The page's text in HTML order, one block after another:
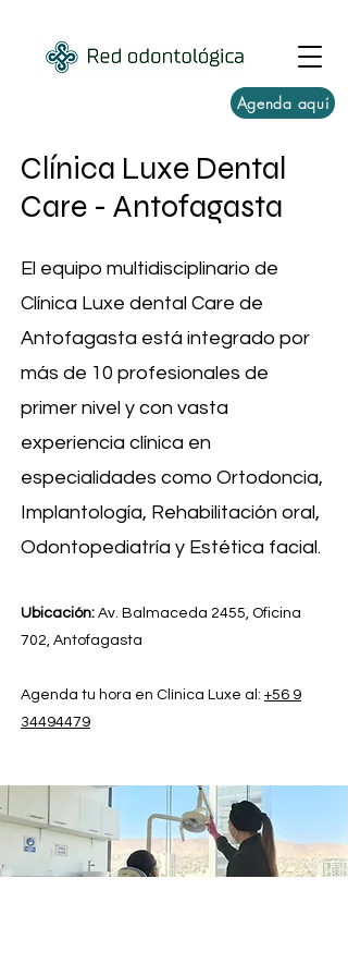
Agenda aquí
Clínica Luxe Dental
Care - Antofagasta
El equipo multidisciplinario de
Clínica Luxe dental Care de
Antofagasta está integrado por
más de 10 profesionales de
primer nivel y con vasta
experiencia clínica en
especialidades como Ortodoncia,
Implantología, Rehabilitación oral,
Odontopediatría y Estética facial.
Ubicación: Av. Balmaceda 2455, Oficina
702, Antofagasta
Agenda tu hora en Clínica Luxe al: +56 9
34494479